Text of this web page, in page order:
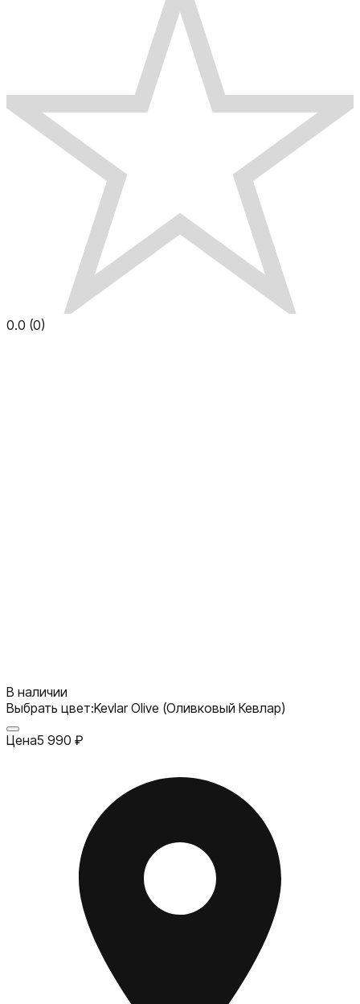
0.0 (0)
В наличии
Выбрать цвет:Kevlar Olive (Оливковый Кевлар)
Цена5 990 ₽